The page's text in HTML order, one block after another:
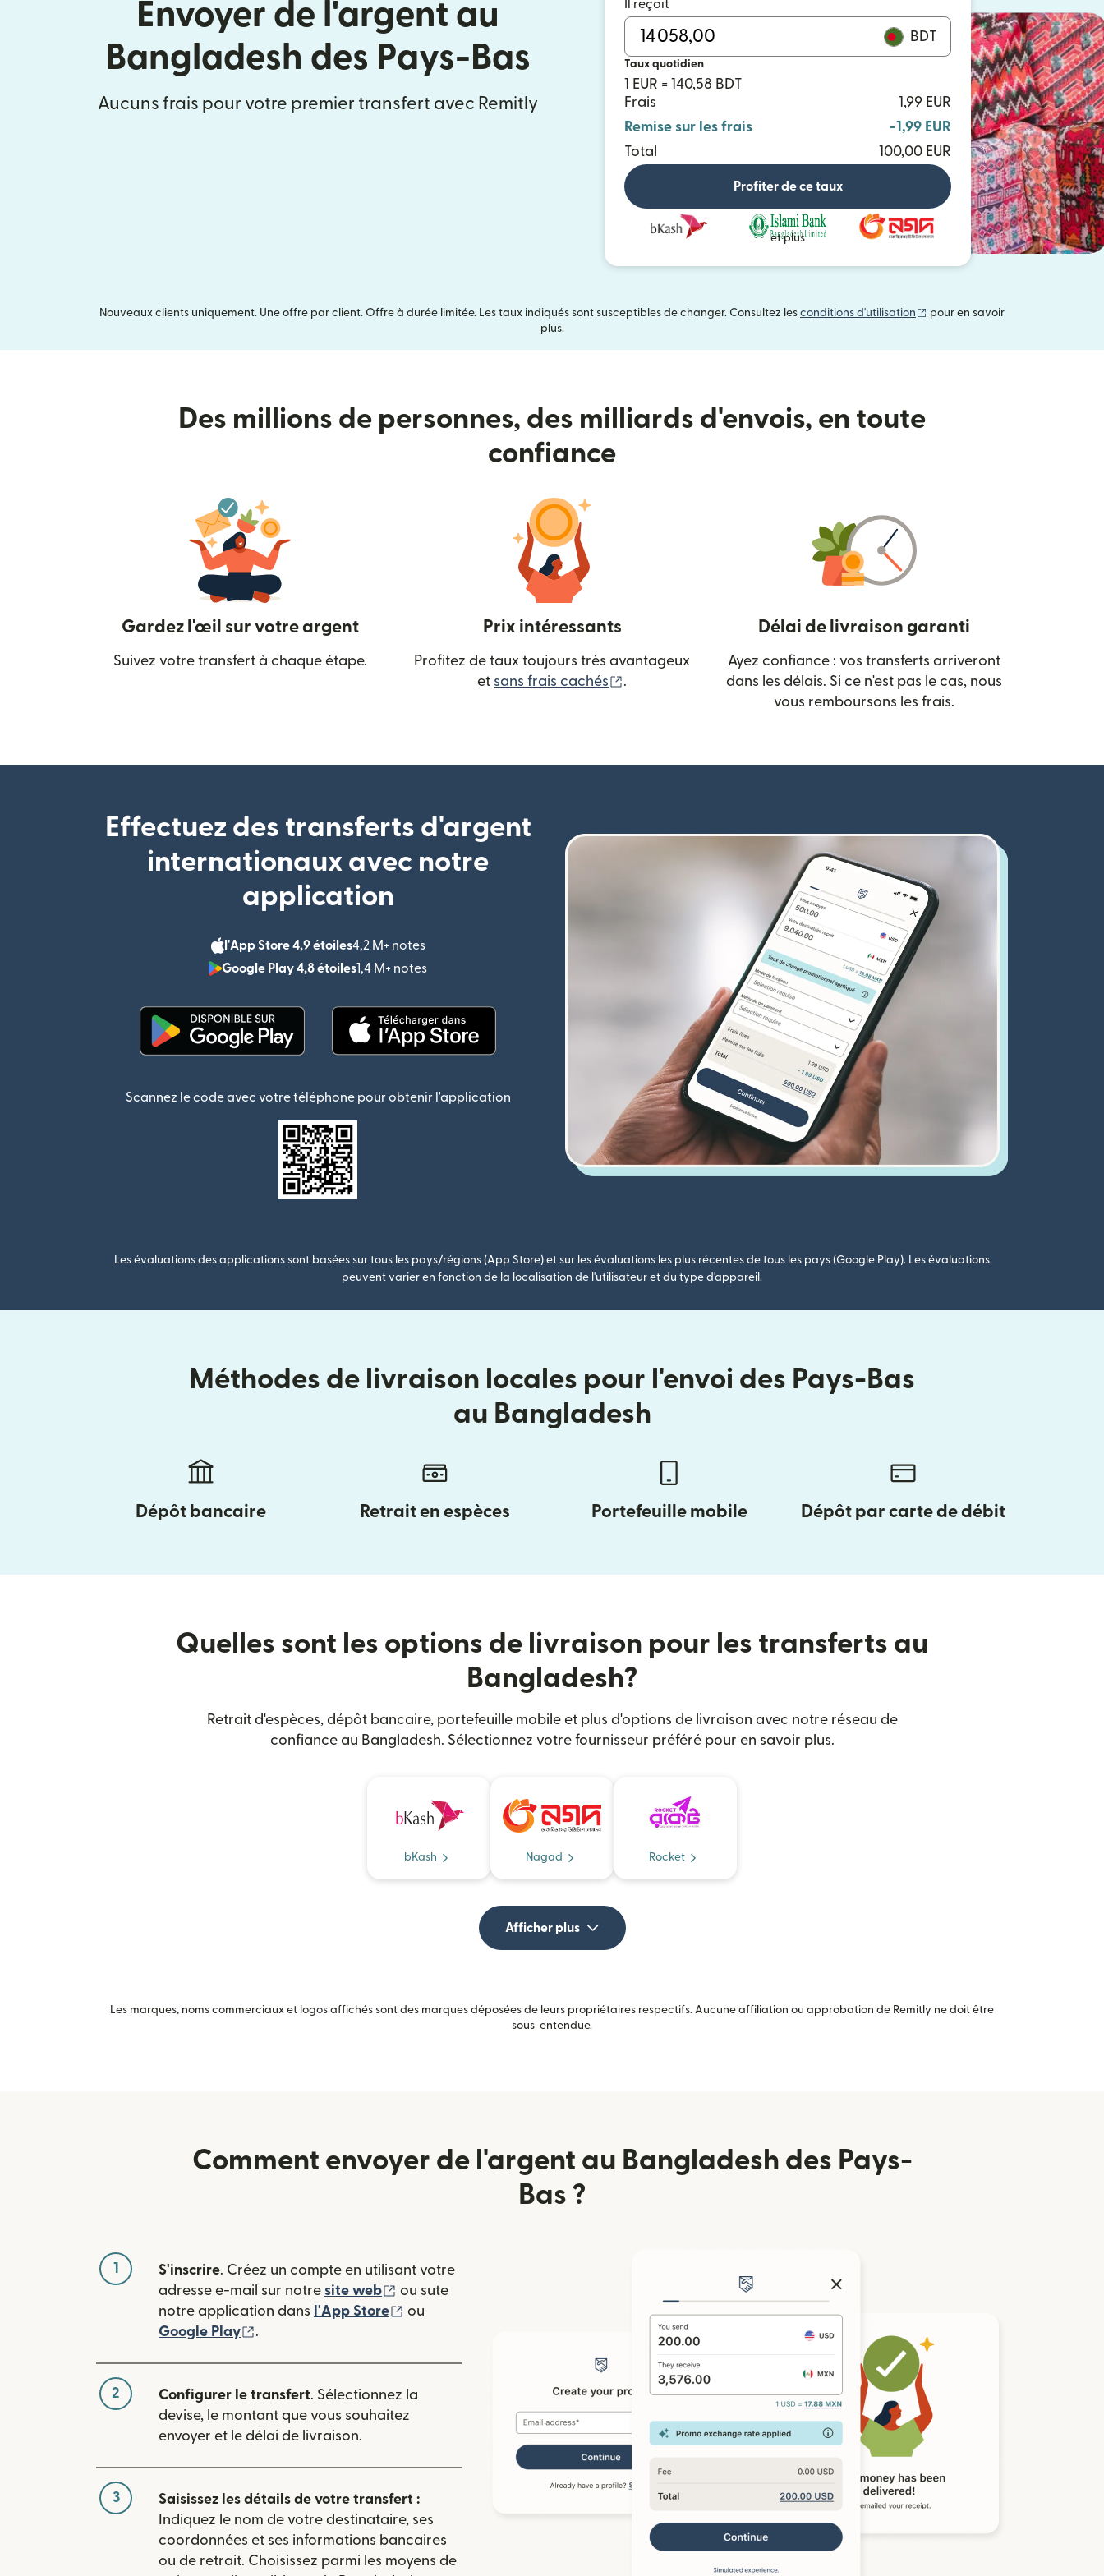
Envoyer de l'argent au
Bangladesh des Pays-Bas
Aucuns frais pour votre premier transfert avec Remitly
Il reçoit
BDT
Taux quotidien
1 EUR = 140,58 BDT
Frais
1,99 EUR
Remise sur les frais
-1,99 EUR
Total
100,00 EUR
Profiter de ce taux
et plus
Nouveaux clients uniquement. Une offre par client. Offre à durée limitée. Les taux indiqués sont susceptibles de changer. Consultez les conditions d'utilisation (s'ouvre dans une nouvelle
pour en savoir
plus.
Des millions de personnes, des milliards d'envois, en toute
confiance
Gardez l'œil sur votre argent
Suivez votre transfert à chaque étape.
Prix intéressants
Profitez de taux toujours très avantageux
et sans frais cachés (s'ouvre dans une nouvelle fenêtre)
.
Délai de livraison garanti
Ayez confiance : vos transferts arriveront
dans les délais. Si ce n'est pas le cas, nous
vous remboursons les frais.
Effectuez des transferts d'argent
internationaux avec notre
application
l'App Store 4,9 étoiles4,2 M+ notes
(s'ouvre dans une nouvelle fenêtre)
Google Play 4,8 étoiles1,4 M+ notes
Scannez le code avec votre téléphone pour obtenir l'application
Les évaluations des applications sont basées sur tous les pays/régions (App Store) et sur les évaluations les plus récentes de tous les pays (Google Play). Les évaluations
peuvent varier en fonction de la localisation de l'utilisateur et du type d'appareil.
Méthodes de livraison locales pour l'envoi des Pays-Bas
au Bangladesh
Dépôt bancaire Retrait en espèces Portefeuille mobile Dépôt par carte de débit
Quelles sont les options de livraison pour les transferts au
Bangladesh?
Retrait d'espèces, dépôt bancaire, portefeuille mobile et plus d'options de livraison avec notre réseau de
confiance au Bangladesh. Sélectionnez votre fournisseur préféré pour en savoir plus.
bKash Nagad Rocket
Afficher plus
Les marques, noms commerciaux et logos affichés sont des marques déposées de leurs propriétaires respectifs. Aucune affiliation ou approbation de Remitly ne doit être
sous-entendue.
Comment envoyer de l'argent au Bangladesh des Pays-
Bas ?
1 S'inscrire. Créez un compte en utilisant votre
adresse e-mail sur notre site web (s'ouvre dans une nouvelle fenêtre)
ou sute
notre application dans l'App Store (s'ouvre dans une nouvelle fenêtre)
ou
Google Play
.
2 Configurer le transfert. Sélectionnez la
devise, le montant que vous souhaitez
envoyer et le délai de livraison.
3
Saisissez les détails de votre transfert :
Indiquez le nom de votre destinataire, ses
coordonnées et ses informations bancaires
ou de retrait. Choisissez parmi les moyens de